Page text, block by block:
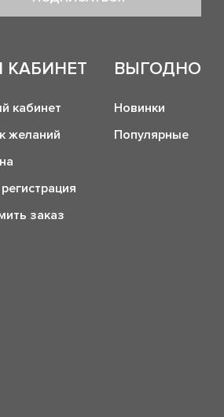
кабинет
желаний
заказ
ВЫГОДНО
Новинки
Популярные